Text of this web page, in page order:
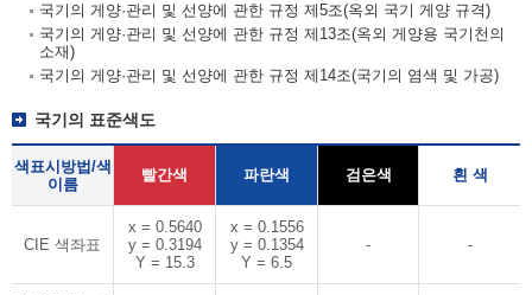
국기의 게양·관리 및 선양에 관한 규정 제5조(옥외 국기 게양 규격)
국기의 게양·관리 및 선양에 관한 규정 제13조(옥외 게양용 국기천의
소재)
국기의 게양·관리 및 선양에 관한 규정 제14조(국기의 염색 및 가공)
국기의 표준색도
색표시방법/색
이름
빨간색 파란색 검은색 흰 색
CIE 색좌표
x = 0.5640
y = 0.3194
Y = 15.3
x = 0.1556
y = 0.1354
Y = 6.5
- -